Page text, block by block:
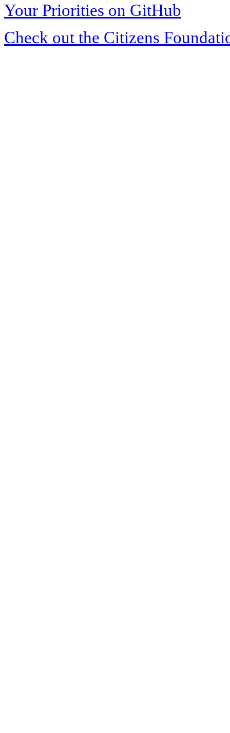
Your Priorities on GitHub
Check out the Citizens